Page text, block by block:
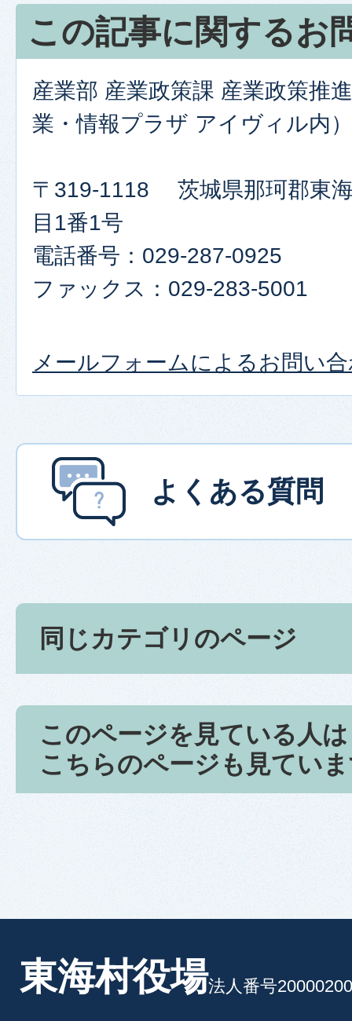
この記事に関するお
産業部 産業政策課 産業政策推
業・情報プラザ アイヴィル内）
〒319-1118 茨城県那珂郡東
目1番1号
電話番号：029-287-0925
ファックス：029-283-5001​​​​​​​
メールフォームによるお問い
よくある質問
同じカテゴリのページ
このページを見ている人は
こちらのページも見てい
東海村役場法人番号